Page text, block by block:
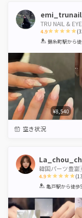
emi_trunail
TRU NAIL &
4.9
1 2 3 4 5
(
錦糸町駅から
¥8,540
空き状況
4.9
1 2 3 4 5
(13
亀戸駅から徒歩